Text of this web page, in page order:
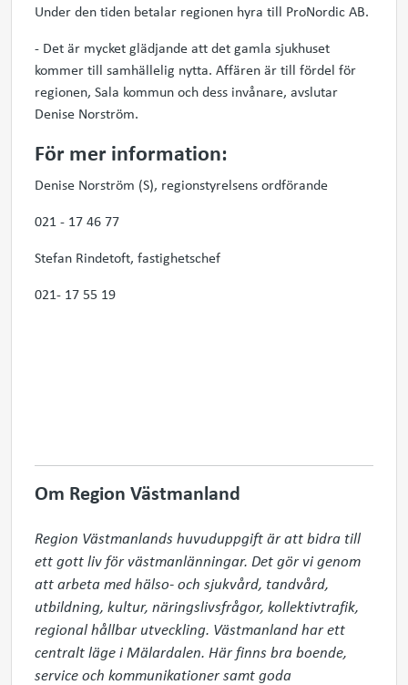
Under den tiden betalar regionen hyra till ProNordic AB.
- Det är mycket glädjande att det gamla sjukhuset
kommer till samhällelig nytta. Affären är till fördel för
regionen, Sala kommun och dess invånare, avslutar
Denise Norström.
För mer information:
Denise Norström (S), regionstyrelsens ordförande
021 - 17 46 77
Stefan Rindetoft, fastighetschef
021- 17 55 19
Om Region Västmanland
Region Västmanlands huvuduppgift är att bidra till
ett gott liv för västmanlänningar. Det gör vi genom
att arbeta med hälso- och sjukvård, tandvård,
utbildning, kultur, näringslivsfrågor, kollektivtrafik,
regional hållbar utveckling. Västmanland har ett
centralt läge i Mälardalen. Här finns bra boende,
service och kommunikationer samt goda